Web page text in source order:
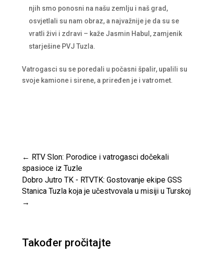
njih smo ponosni na našu zemlju i naš grad,
osvjetlali su nam obraz, a najvažnije je da su se
vratli živi i zdravi – kaže Jasmin Habul, zamjenik
starješine PVJ Tuzla.
Vatrogasci su se poredali u počasni špalir, upalili su
svoje kamione i sirene, a priređen je i vatromet.
← RTV Slon: Porodice i vatrogasci dočekali
spasioce iz Tuzle
Dobro Jutro TK - RTVTK: Gostovanje ekipe GSS
Stanica Tuzla koja je učestvovala u misiji u Turskoj
→
Također pročitajte